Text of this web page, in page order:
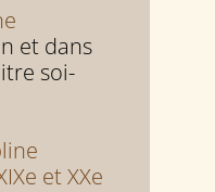
et dans
soi-
et XXe